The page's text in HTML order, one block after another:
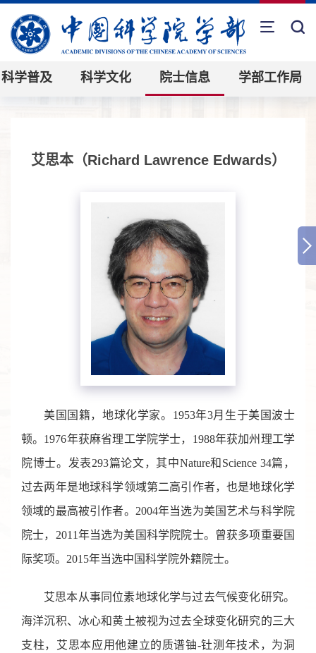
科学普及 科学文化 院士信息 学部工作局
艾思本（Richard Lawrence Edwards）
美国国籍，地球化学家。1953年3月生于美国波士
顿。1976年获麻省理工学院学士，1988年获加州理工学
院博士。发表293篇论文，其中Nature和Science 34篇，
过去两年是地球科学领域第二高引作者，也是地球化学
领域的最高被引作者。2004年当选为美国艺术与科学院
院士，2011年当选为美国科学院院士。曾获多项重要国
际奖项。2015年当选中国科学院外籍院士。
艾思本从事同位素地球化学与过去气候变化研究。
海洋沉积、冰心和黄土被视为过去全球变化研究的三大
支柱，艾思本应用他建立的质谱铀-钍测年技术，为洞